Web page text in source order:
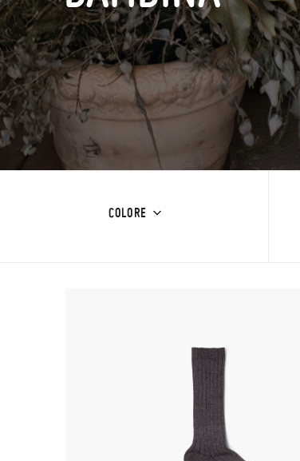
COLORE